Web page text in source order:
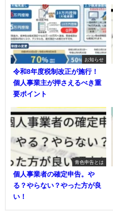
お知らせ
令和8年度税制改正が施行！
個人事業主が押さえるべき重
要ポイント
青色申告とは
個人事業者の確定申告。や
る？やらない？やった方が良
い！